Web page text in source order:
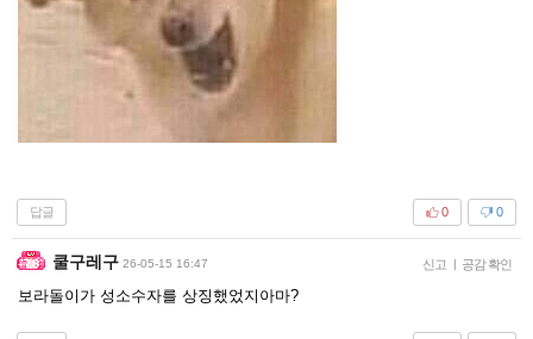
답글 0
0
쿨구레구 26-05-15 16:47 신고 | 공감 확인
보라돌이가 성소수자를 상징했었지아마?